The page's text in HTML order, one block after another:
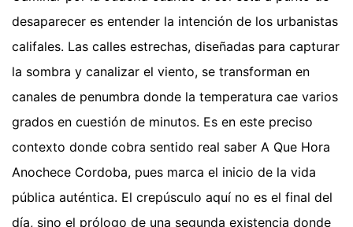
desaparecer es entender la intención de los urbanistas
califales. Las calles estrechas, diseñadas para capturar
la sombra y canalizar el viento, se transforman en
canales de penumbra donde la temperatura cae varios
grados en cuestión de minutos. Es en este preciso
contexto donde cobra sentido real saber A Que Hora
Anochece Cordoba, pues marca el inicio de la vida
pública auténtica. El crepúsculo aquí no es el final del
día, sino el prólogo de una segunda existencia donde